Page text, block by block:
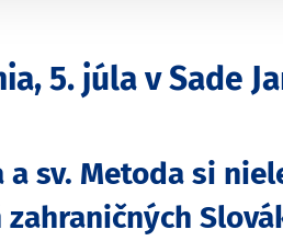
5. júla v Sade
sv. Metoda si